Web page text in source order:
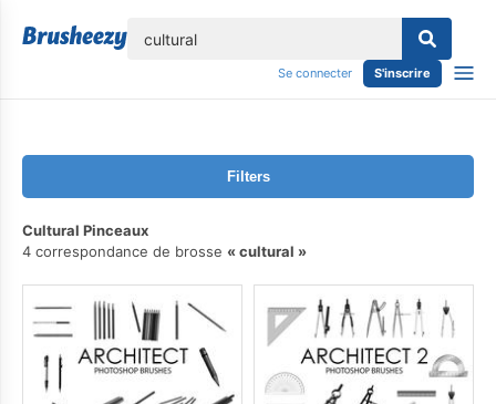
Se connecter S'inscrire
Filters
Cultural Pinceaux
4 correspondance de brosse
cultural